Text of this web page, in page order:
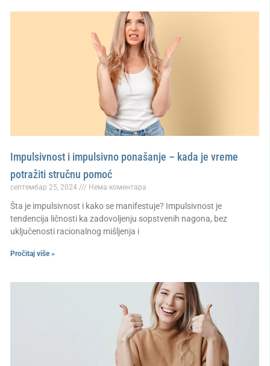
Impulsivnost i impulsivno ponašanje – kada je vreme
potražiti stručnu pomoć
септембар 25, 2024 Нема коментара
Šta je impulsivnost i kako se manifestuje? Impulsivnost je
tendencija ličnosti ka zadovoljenju sopstvenih nagona, bez
uključenosti racionalnog mišljenja i
Pročitaj više »